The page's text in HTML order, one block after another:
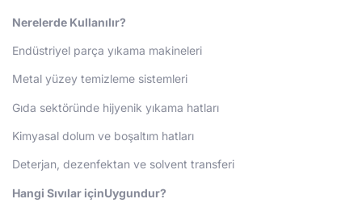
Nerelerde Kullanılır?
Endüstriyel parça yıkama makineleri
Metal yüzey temizleme sistemleri
Gıda sektöründe hijyenik yıkama hatları
Kimyasal dolum ve boşaltım hatları
Deterjan, dezenfektan ve solvent transferi
Hangi Sıvılar içinUygundur?